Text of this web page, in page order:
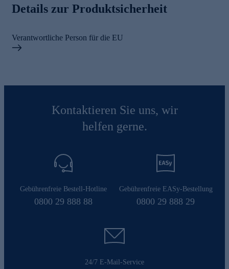
Details zur Produktsicherheit
Verantwortliche Person für die EU
Kontaktieren Sie uns, wir
helfen gerne.
Gebührenfreie Bestell-Hotline
0800 29 888 88
Gebührenfreie EASy-Bestellung
0800 29 888 29
24/7 E-Mail-Service